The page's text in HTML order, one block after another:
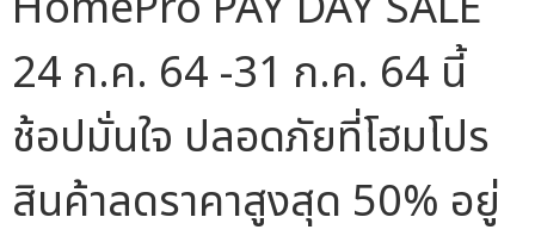
24 ก.ค. 64 -31 ก.ค. 64 นี้
ช้อปมั่นใจ ปลอดภัยที่โฮมโปร
สินค้าลดราคาสูงสุด 50% อยู่